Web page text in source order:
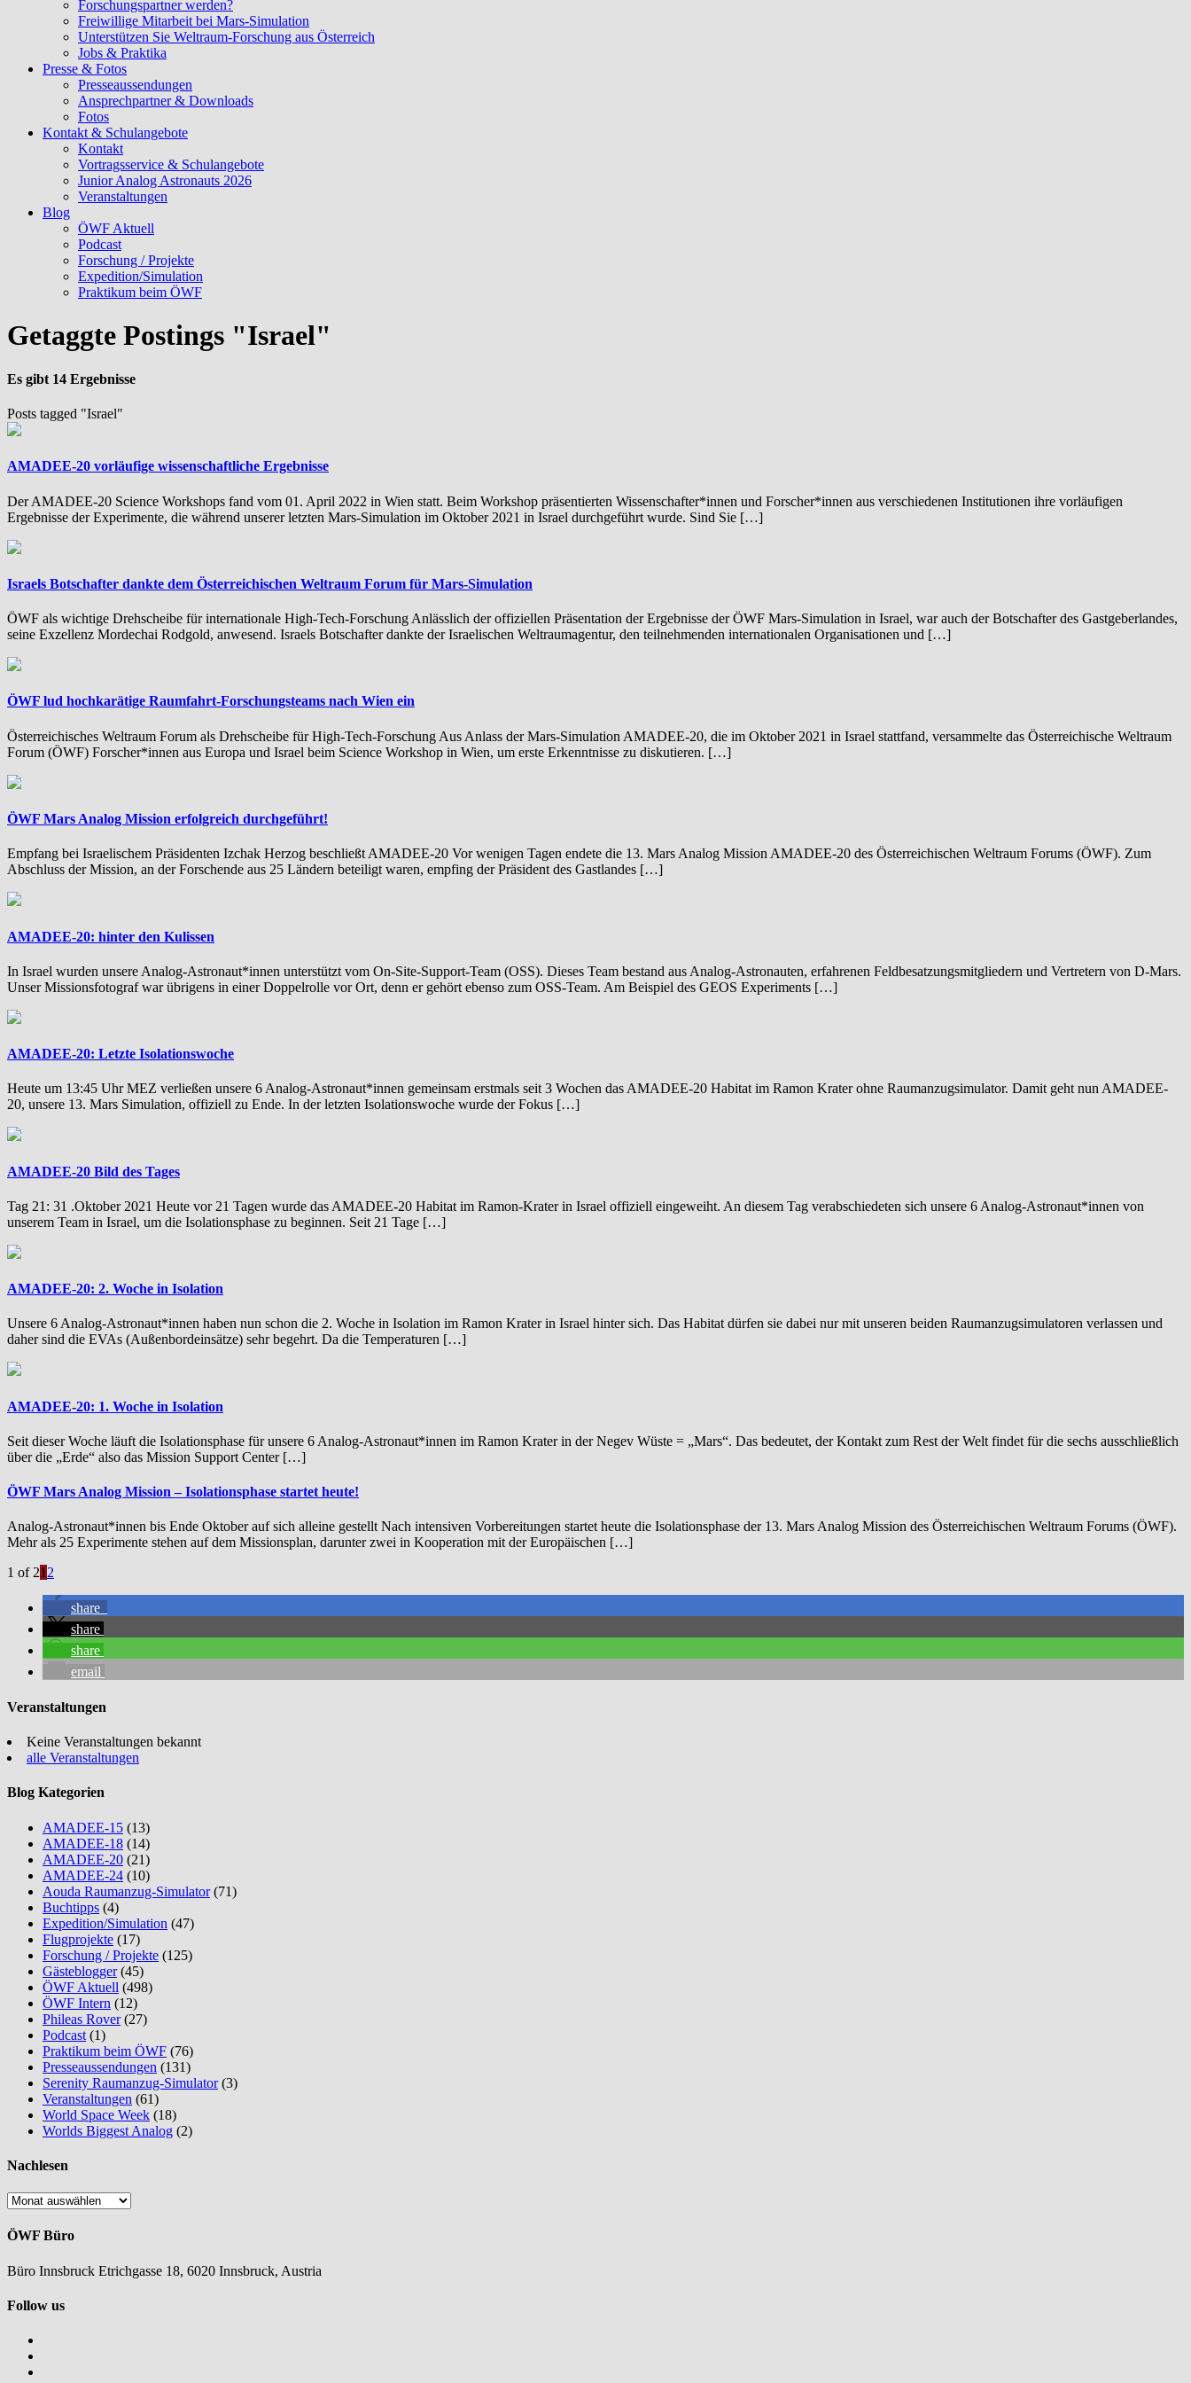
Forschungspartner werden?
Freiwillige Mitarbeit bei Mars-Simulation
Unterstützen Sie Weltraum-Forschung aus Österreich
Jobs & Praktika
Presse & Fotos
Presseaussendungen
Ansprechpartner & Downloads
Fotos
Kontakt & Schulangebote
Kontakt
Vortragsservice & Schulangebote
Junior Analog Astronauts 2026
Veranstaltungen
Blog
ÖWF Aktuell
Podcast
Forschung / Projekte
Expedition/Simulation
Praktikum beim ÖWF
Getaggte Postings "Israel"
Es gibt 14 Ergebnisse
Posts tagged "Israel"
AMADEE-20 vorläufige wissenschaftliche Ergebnisse
Der AMADEE-20 Science Workshops fand vom 01. April 2022 in Wien statt. Beim Workshop präsentierten Wissenschafter*innen und Forscher*innen aus verschiedenen Institutionen ihre vorläufigen
Ergebnisse der Experimente, die während unserer letzten Mars-Simulation im Oktober 2021 in Israel durchgeführt wurde. Sind Sie […]
Israels Botschafter dankte dem Österreichischen Weltraum Forum für Mars-Simulation
ÖWF als wichtige Drehscheibe für internationale High-Tech-Forschung Anlässlich der offiziellen Präsentation der Ergebnisse der ÖWF Mars-Simulation in Israel, war auch der Botschafter des Gastgeberlandes,
seine Exzellenz Mordechai Rodgold, anwesend. Israels Botschafter dankte der Israelischen Weltraumagentur, den teilnehmenden internationalen Organisationen und […]
ÖWF lud hochkarätige Raumfahrt-Forschungsteams nach Wien ein
Österreichisches Weltraum Forum als Drehscheibe für High-Tech-Forschung Aus Anlass der Mars-Simulation AMADEE-20, die im Oktober 2021 in Israel stattfand, versammelte das Österreichische Weltraum
Forum (ÖWF) Forscher*innen aus Europa und Israel beim Science Workshop in Wien, um erste Erkenntnisse zu diskutieren. […]
ÖWF Mars Analog Mission erfolgreich durchgeführt!
Empfang bei Israelischem Präsidenten Izchak Herzog beschließt AMADEE-20 Vor wenigen Tagen endete die 13. Mars Analog Mission AMADEE-20 des Österreichischen Weltraum Forums (ÖWF). Zum
Abschluss der Mission, an der Forschende aus 25 Ländern beteiligt waren, empfing der Präsident des Gastlandes […]
AMADEE-20: hinter den Kulissen
In Israel wurden unsere Analog-Astronaut*innen unterstützt vom On-Site-Support-Team (OSS). Dieses Team bestand aus Analog-Astronauten, erfahrenen Feldbesatzungsmitgliedern und Vertretern von D-Mars.
Unser Missionsfotograf war übrigens in einer Doppelrolle vor Ort, denn er gehört ebenso zum OSS-Team. Am Beispiel des GEOS Experiments […]
AMADEE-20: Letzte Isolationswoche
Heute um 13:45 Uhr MEZ verließen unsere 6 Analog-Astronaut*innen gemeinsam erstmals seit 3 Wochen das AMADEE-20 Habitat im Ramon Krater ohne Raumanzugsimulator. Damit geht nun AMADEE-
20, unsere 13. Mars Simulation, offiziell zu Ende. In der letzten Isolationswoche wurde der Fokus […]
AMADEE-20 Bild des Tages
Tag 21: 31 .Oktober 2021 Heute vor 21 Tagen wurde das AMADEE-20 Habitat im Ramon-Krater in Israel offiziell eingeweiht. An diesem Tag verabschiedeten sich unsere 6 Analog-Astronaut*innen von
unserem Team in Israel, um die Isolationsphase zu beginnen. Seit 21 Tage […]
AMADEE-20: 2. Woche in Isolation
Unsere 6 Analog-Astronaut*innen haben nun schon die 2. Woche in Isolation im Ramon Krater in Israel hinter sich. Das Habitat dürfen sie dabei nur mit unseren beiden Raumanzugsimulatoren verlassen und
daher sind die EVAs (Außenbordeinsätze) sehr begehrt. Da die Temperaturen […]
AMADEE-20: 1. Woche in Isolation
Seit dieser Woche läuft die Isolationsphase für unsere 6 Analog-Astronaut*innen im Ramon Krater in der Negev Wüste = „Mars“. Das bedeutet, der Kontakt zum Rest der Welt findet für die sechs ausschließlich
über die „Erde“ also das Mission Support Center […]
ÖWF Mars Analog Mission – Isolationsphase startet heute!
Analog-Astronaut*innen bis Ende Oktober auf sich alleine gestellt Nach intensiven Vorbereitungen startet heute die Isolationsphase der 13. Mars Analog Mission des Österreichischen Weltraum Forums (ÖWF).
Mehr als 25 Experimente stehen auf dem Missionsplan, darunter zwei in Kooperation mit der Europäischen […]
1 of 212
share
share
share
email
Veranstaltungen
Keine Veranstaltungen bekannt
alle Veranstaltungen
Blog Kategorien
AMADEE-15 (13)
AMADEE-18 (14)
AMADEE-20 (21)
AMADEE-24 (10)
Aouda Raumanzug-Simulator(71)
Buchtipps (4)
Expedition/Simulation (47)
Flugprojekte (17)
Forschung / Projekte (125)
Gästeblogger(45)
ÖWF Aktuell (498)
ÖWF Intern (12)
Phileas Rover(27)
Podcast (1)
Praktikum beim ÖWF (76)
Presseaussendungen (131)
Serenity Raumanzug-Simulator(3)
Veranstaltungen (61)
World Space Week (18)
Worlds Biggest Analog (2)
Nachlesen
Nachlesen
ÖWF Büro
Büro Innsbruck Etrichgasse 18, 6020 Innsbruck, Austria
Follow us